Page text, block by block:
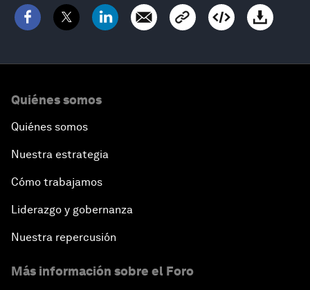
Quiénes somos
Quiénes somos
Nuestra estrategia
Cómo trabajamos
Liderazgo y gobernanza
Nuestra repercusión
Más información sobre el Foro